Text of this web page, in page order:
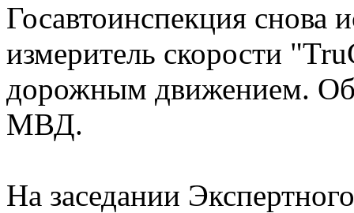
Госавтоинспекция снова
измеритель скорости
дорожным движением. Об
МВД.
На заседании